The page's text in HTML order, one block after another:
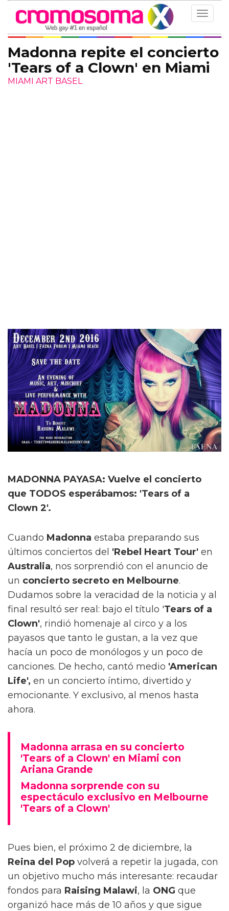
Toggle
Madonna repite el concierto
'Tears of a Clown' en Miami
MIAMI ART BASEL
MADONNA PAYASA: Vuelve el concierto
que TODOS esperábamos: 'Tears of a
Clown 2'.
Cuando Madonna estaba preparando sus
últimos conciertos del 'Rebel Heart Tour' en
Australia, nos sorprendió con el anuncio de
un concierto secreto en Melbourne.
Dudamos sobre la veracidad de la noticia y al
final resultó ser real: bajo el título 'Tears of a
Clown', rindió homenaje al circo y a los
payasos que tanto le gustan, a la vez que
hacía un poco de monólogos y un poco de
canciones. De hecho, cantó medio 'American
Life', en un concierto íntimo, divertido y
emocionante. Y exclusivo, al menos hasta
ahora.
Madonna arrasa en su concierto
'Tears of a Clown' en Miami con
Ariana Grande
Madonna sorprende con su
espectáculo exclusivo en Melbourne
'Tears of a Clown'
Pues bien, el próximo 2 de diciembre, la
Reina del Pop volverá a repetir la jugada, con
un objetivo mucho más interesante: recaudar
fondos para Raising Malawi, la ONG que
organizó hace más de 10 años y que sigue